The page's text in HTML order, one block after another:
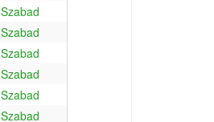
Szabad
Szabad
Szabad
Szabad
Szabad
Szabad